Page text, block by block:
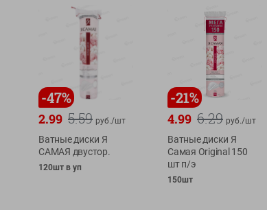
-47%
5.59
2.99 руб./шт
Ватные диски Я
САМАЯ двустор.
120шт в уп
-21%
6.29
4.99 руб./шт
Ватные диски Я
Самая Original 150
шт п/э
150шт